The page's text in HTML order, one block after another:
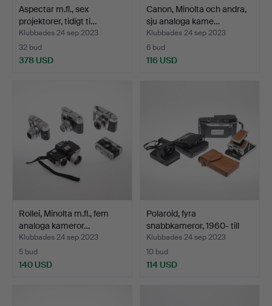
Aspectar m.fl., sex
projektorer, tidigt ti…
Klubbades 24 sep 2023
32 bud
378 USD
Canon, Minolta och andra,
sju analoga kame…
Klubbades 24 sep 2023
6 bud
116 USD
Rollei, Minolta m.fl., fem
analoga kameror…
Klubbades 24 sep 2023
5 bud
140 USD
Polaroid, fyra
snabbkameror, 1960- till
19…
Klubbades 24 sep 2023
10 bud
114 USD